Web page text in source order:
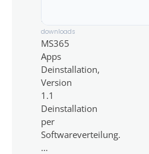
16
downloads
MS365
Apps
Deinstallation,
Version
1.1
Deinstallation
per
Softwareverteilung.
…